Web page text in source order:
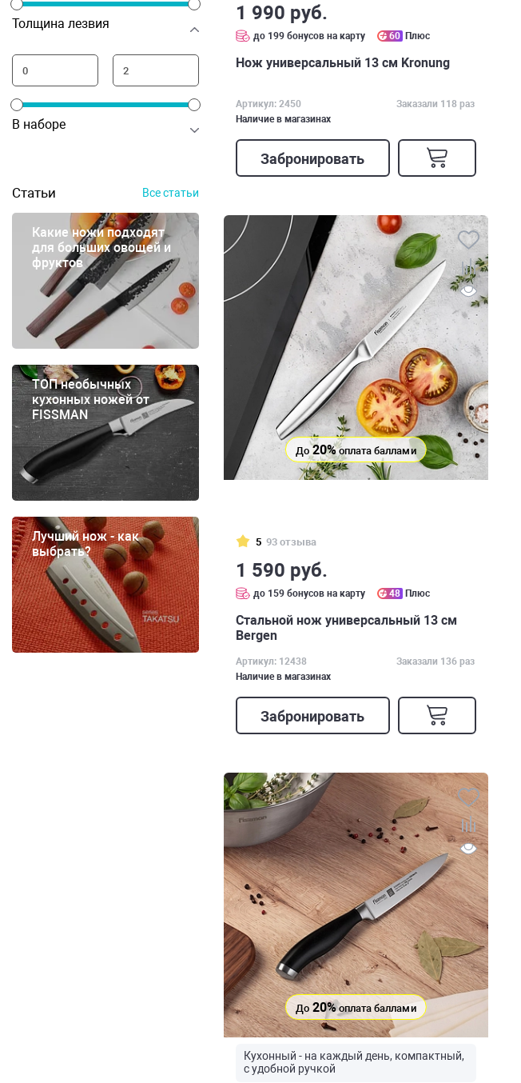
Толщина лезвия
В наборе
Статьи Все статьи
Какие ножи подходят
для больших овощей и
фруктов
ТОП необычных
кухонных ножей от
FISSMAN
Лучший нож - как
выбрать?
1 990 руб.
до 199 бонусов на карту 60 Плюс
Нож универсальный 13 см Kronung
Артикул: 2450
Заказали 118 раз
Наличие в магазинах
Забронировать
До 20%оплата баллами
5 93 отзыва
1 590 руб.
до 159 бонусов на карту 48 Плюс
Стальной нож универсальный 13 см
Bergen
Артикул: 12438
Заказали 136 раз
Наличие в магазинах
Забронировать
До 20%оплата баллами
Кухонный - на каждый день, компактный,
с удобной ручкой